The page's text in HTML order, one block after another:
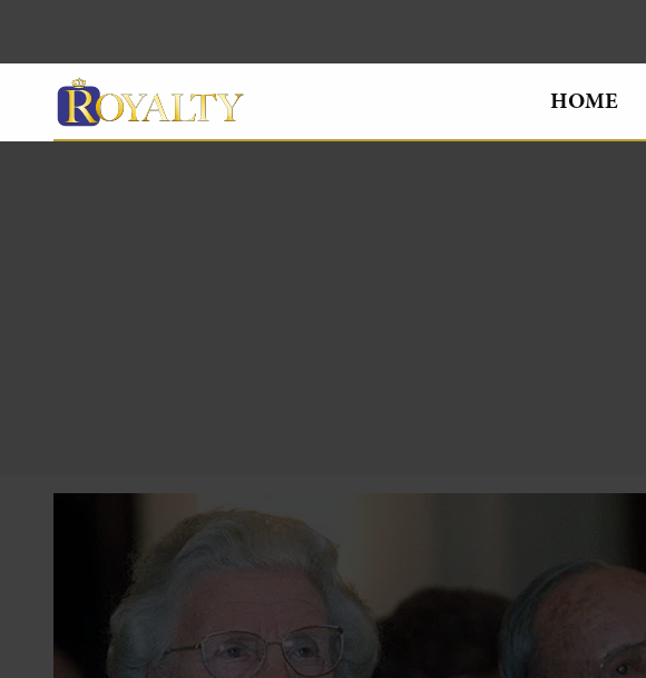
HOME